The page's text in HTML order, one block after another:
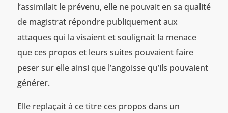
l’assimilait le prévenu, elle ne pouvait en sa qualité
de magistrat répondre publiquement aux
attaques qui la visaient et soulignait la menace
que ces propos et leurs suites pouvaient faire
peser sur elle ainsi que l’angoisse qu’ils pouvaient
générer.
Elle replaçait à ce titre ces propos dans un